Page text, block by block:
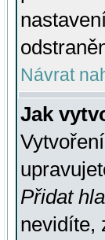
Návrat
Jak
Přidat
nevidíte,